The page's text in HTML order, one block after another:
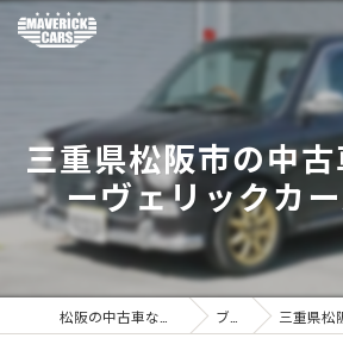
三重県松阪市の中
ーヴェリックカ
ブログ 三重県松阪市の